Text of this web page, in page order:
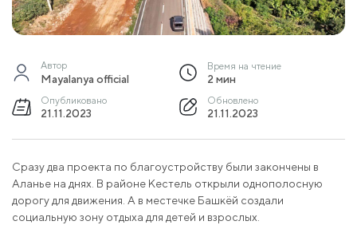
Автор
Mayalanya official
Время на чтение
2 мин
Опубликовано
21.11.2023
Обновлено
21.11.2023
Сразу два проекта по благоустройству были закончены в
Аланье на днях. В районе Кестель открыли однополосную
дорогу для движения. А в местечке Башкёй создали
социальную зону отдыха для детей и взрослых.